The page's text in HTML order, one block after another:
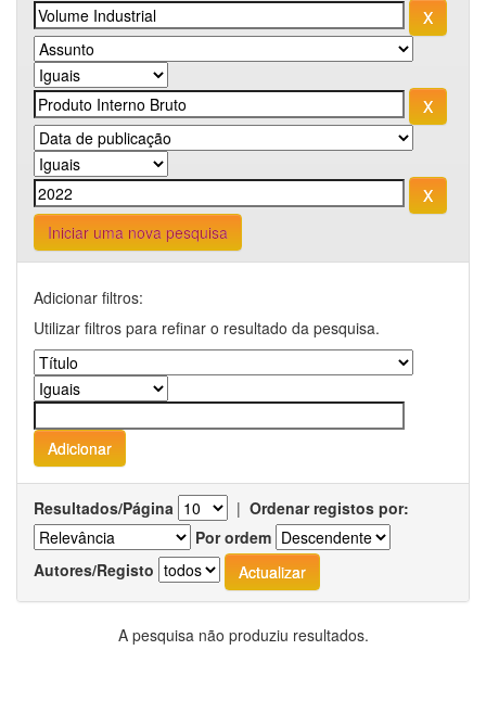
Iniciar uma nova pesquisa
Adicionar filtros:
Utilizar filtros para refinar o resultado da pesquisa.
Resultados/Página | Ordenar registos por:
Por ordem
Autores/Registo
A pesquisa não produziu resultados.